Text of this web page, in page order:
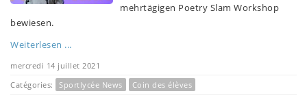
mehrtägigen Poetry Slam Workshop
bewiesen.
Weiterlesen ...
mercredi 14 juillet 2021
Catégories:
Sportlycée News
Coin des élèves